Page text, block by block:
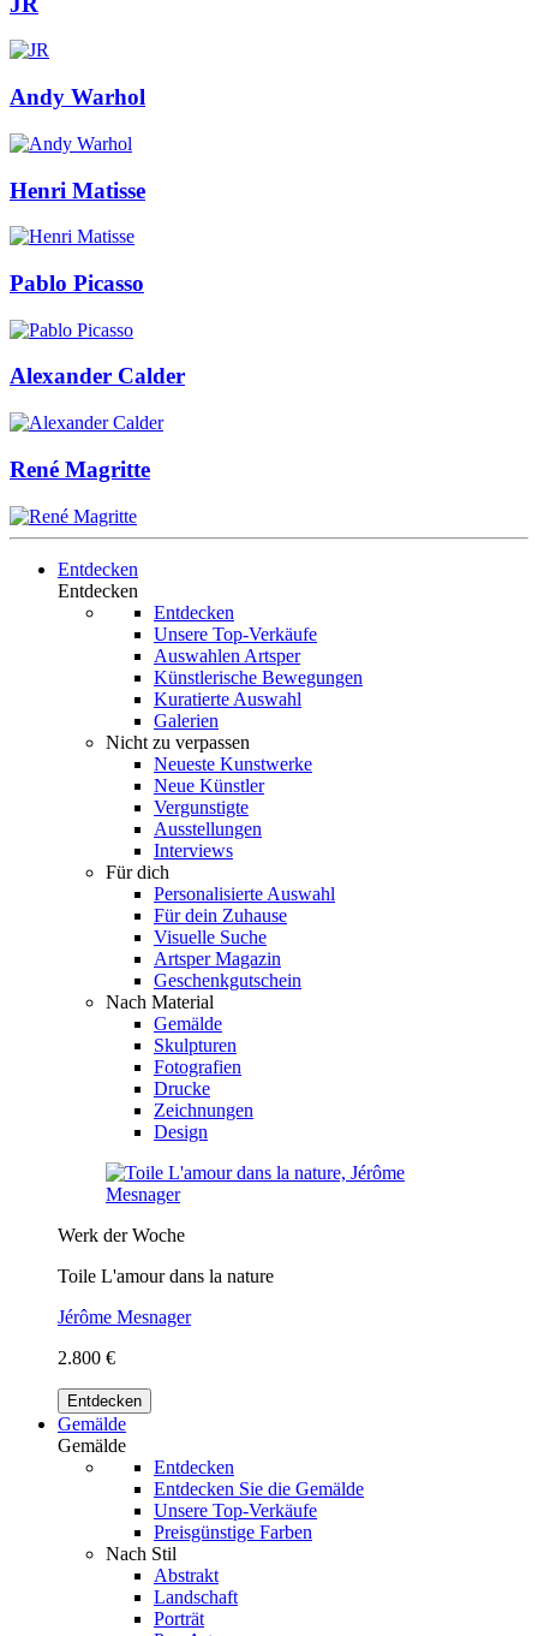
Andy Warhol
Henri Matisse
Pablo Picasso
Alexander Calder
René Magritte
Entdecken
Entdecken
Entdecken
Unsere Top-Verkäufe
Auswahlen Artsper
Künstlerische Bewegungen
Kuratierte Auswahl
Galerien
Nicht zu verpassen
Neueste Kunstwerke
Neue Künstler
Vergunstigte
Ausstellungen
Interviews
Für dich
Personalisierte Auswahl
Für dein Zuhause
Visuelle Suche
Artsper Magazin
Geschenkgutschein
Nach Material
Gemälde
Skulpturen
Fotografien
Drucke
Zeichnungen
Design
Werk der Woche
Toile L'amour dans la nature
Jérôme Mesnager
2.800 €
Entdecken
Gemälde
Gemälde
Entdecken
Entdecken Sie die Gemälde
Unsere Top-Verkäufe
Preisgünstige Farben
Nach Stil
Abstrakt
Landschaft
Porträt